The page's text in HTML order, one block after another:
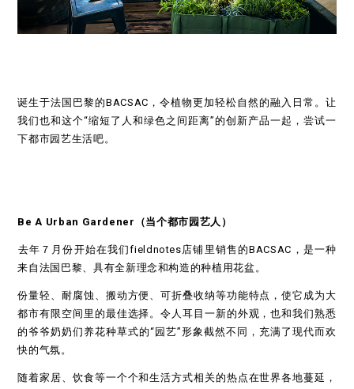
诞生于法国巴黎的BACSAC，令植物更加轻松自然的融入日常。让
我们也和这个“缩短了人和绿色之间距离”的创新产品一起，尝试一
下都市园艺生活吧。
Be A Urban Gardener（当个都市园艺人）
去年７月份开始在我们fieldnotes店铺里销售的BACSAC，是一种
来自法国巴黎、具有全新理念和构造的种植用花盆。
份量轻、耐腐蚀、搬动方便、可折叠收纳等功能特点，使它成为大
都市有限空间里的最佳选择。令人耳目一新的外观，也和我们熟悉
的爷爷奶奶们养花种草式的“园艺”形象截然不同，充满了现代而欢
快的气氛。
随着家居、饮食等一个个和生活方式相关的热点在世界各地蔓延，